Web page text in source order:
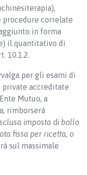
correlate
in forma
il quantitativo di
10.1.2.
per gli esami di
accreditate
Mutuo, a
rimborserà
imposta di bollo
fissa per ricetta, o
sul massimale